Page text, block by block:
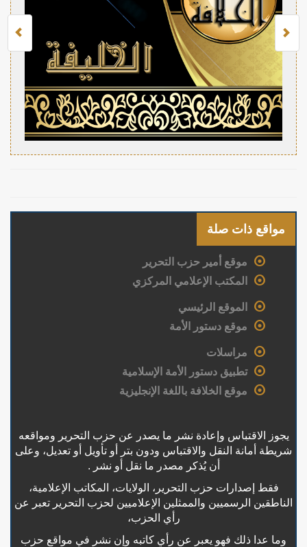
مواقع ذات صلة
موقع أمير حزب التحرير
المكتب الإعلامي المركزي
الموقع الرئيسي
موقع دستور الأمة
مراسلات
تطبيق دستور الأمة الإسلامية
موقع الخلافة باللغة الإنجليزية
يجوز الاقتباس وإعادة نشر ما يصدر عن حزب التحرير ومواقعه
شريطة أمانة النقل والاقتباس ودون بتر أو تأويل أو تعديل، وعلى
أن يُذكر مصدر ما نقل أو نشر .
فقط إصدارات حزب التحرير، الولايات، المكاتب الإعلامية،
الناطقين الرسميين والممثلين الإعلاميين لحزب التحرير تعبر عن
رأي الحزب،
وما عدا ذلك فهو يعبر عن رأي كاتبه وإن نشر في مواقع حزب